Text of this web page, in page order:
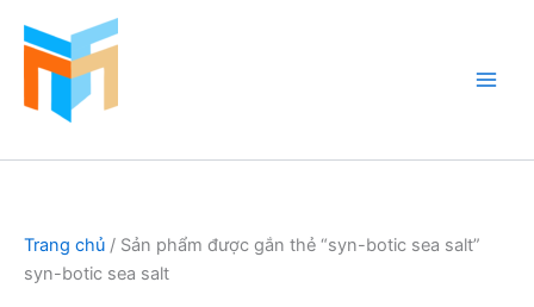
Trang chủ / Sản phẩm được gắn thẻ “syn-botic sea salt”
syn-botic sea salt